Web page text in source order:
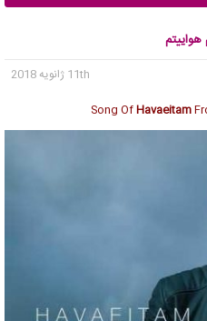
11th ژانویه 2018
Song OfHavaeitam